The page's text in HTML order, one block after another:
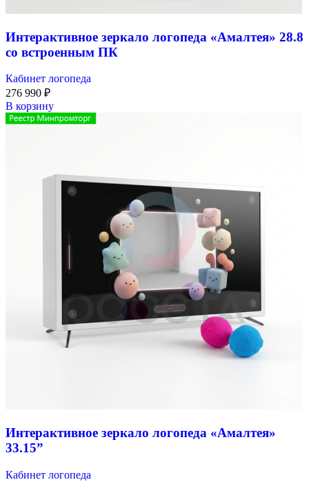
Интерактивное зеркало логопеда «Амалтея» 28.8
со встроенным ПК
Кабинет логопеда
276 990 ₽
В корзину
Интерактивное зеркало логопеда «Амалтея»
33.15”
Кабинет логопеда